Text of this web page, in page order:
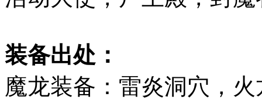
装备出处：
魔龙装备：雷炎洞穴，